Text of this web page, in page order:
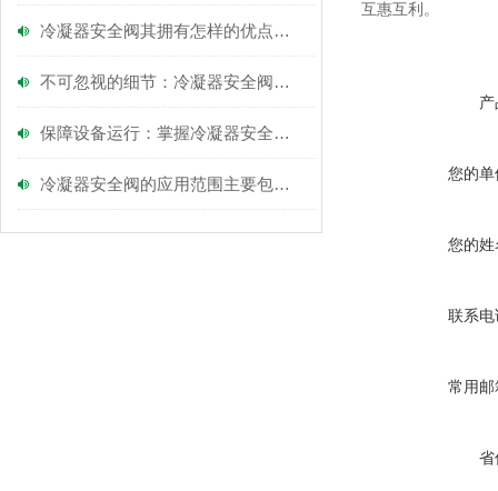
冷凝器安全阀其拥有怎样的优点呢？
不可忽视的细节：冷凝器安全阀的日常检查与护理
保障设备运行：掌握冷凝器安全阀的正确安装技巧
冷凝器安全阀的应用范围主要包括以下几个方面
互惠互利。
您的单
您的姓
联系电
常用邮
省